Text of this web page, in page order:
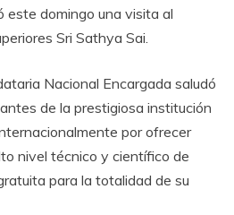
este domingo una visita al
Sri Sathya Sai.
Nacional Encargada saludó
de la prestigiosa institución
por ofrecer
nivel técnico y científico de
para la totalidad de su